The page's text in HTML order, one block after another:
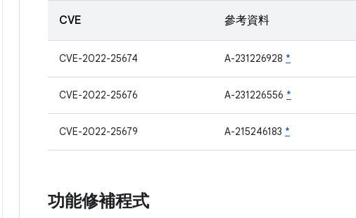
CVE 參考資料
CVE-2022-25674 A-231226928 *
CVE-2022-25676 A-231226556 *
CVE-2022-25679 A-215246183 *
功能修補程式